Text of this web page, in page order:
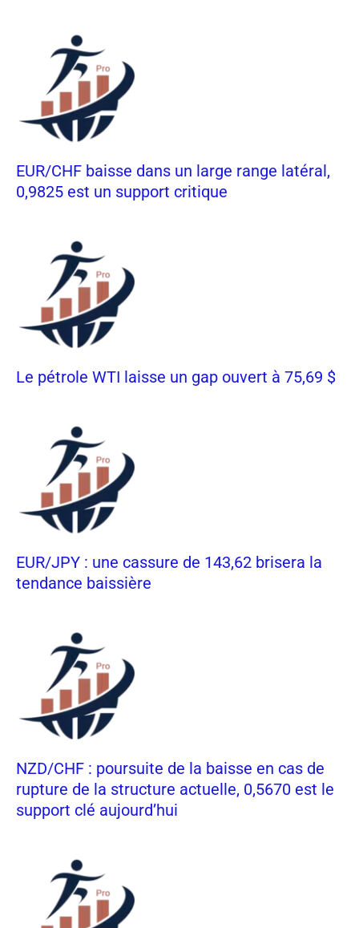
EUR/CHF baisse dans un large range latéral,
0,9825 est un support critique
Le pétrole WTI laisse un gap ouvert à 75,69 $
EUR/JPY : une cassure de 143,62 brisera la
tendance baissière
NZD/CHF : poursuite de la baisse en cas de
rupture de la structure actuelle, 0,5670 est le
support clé aujourd’hui